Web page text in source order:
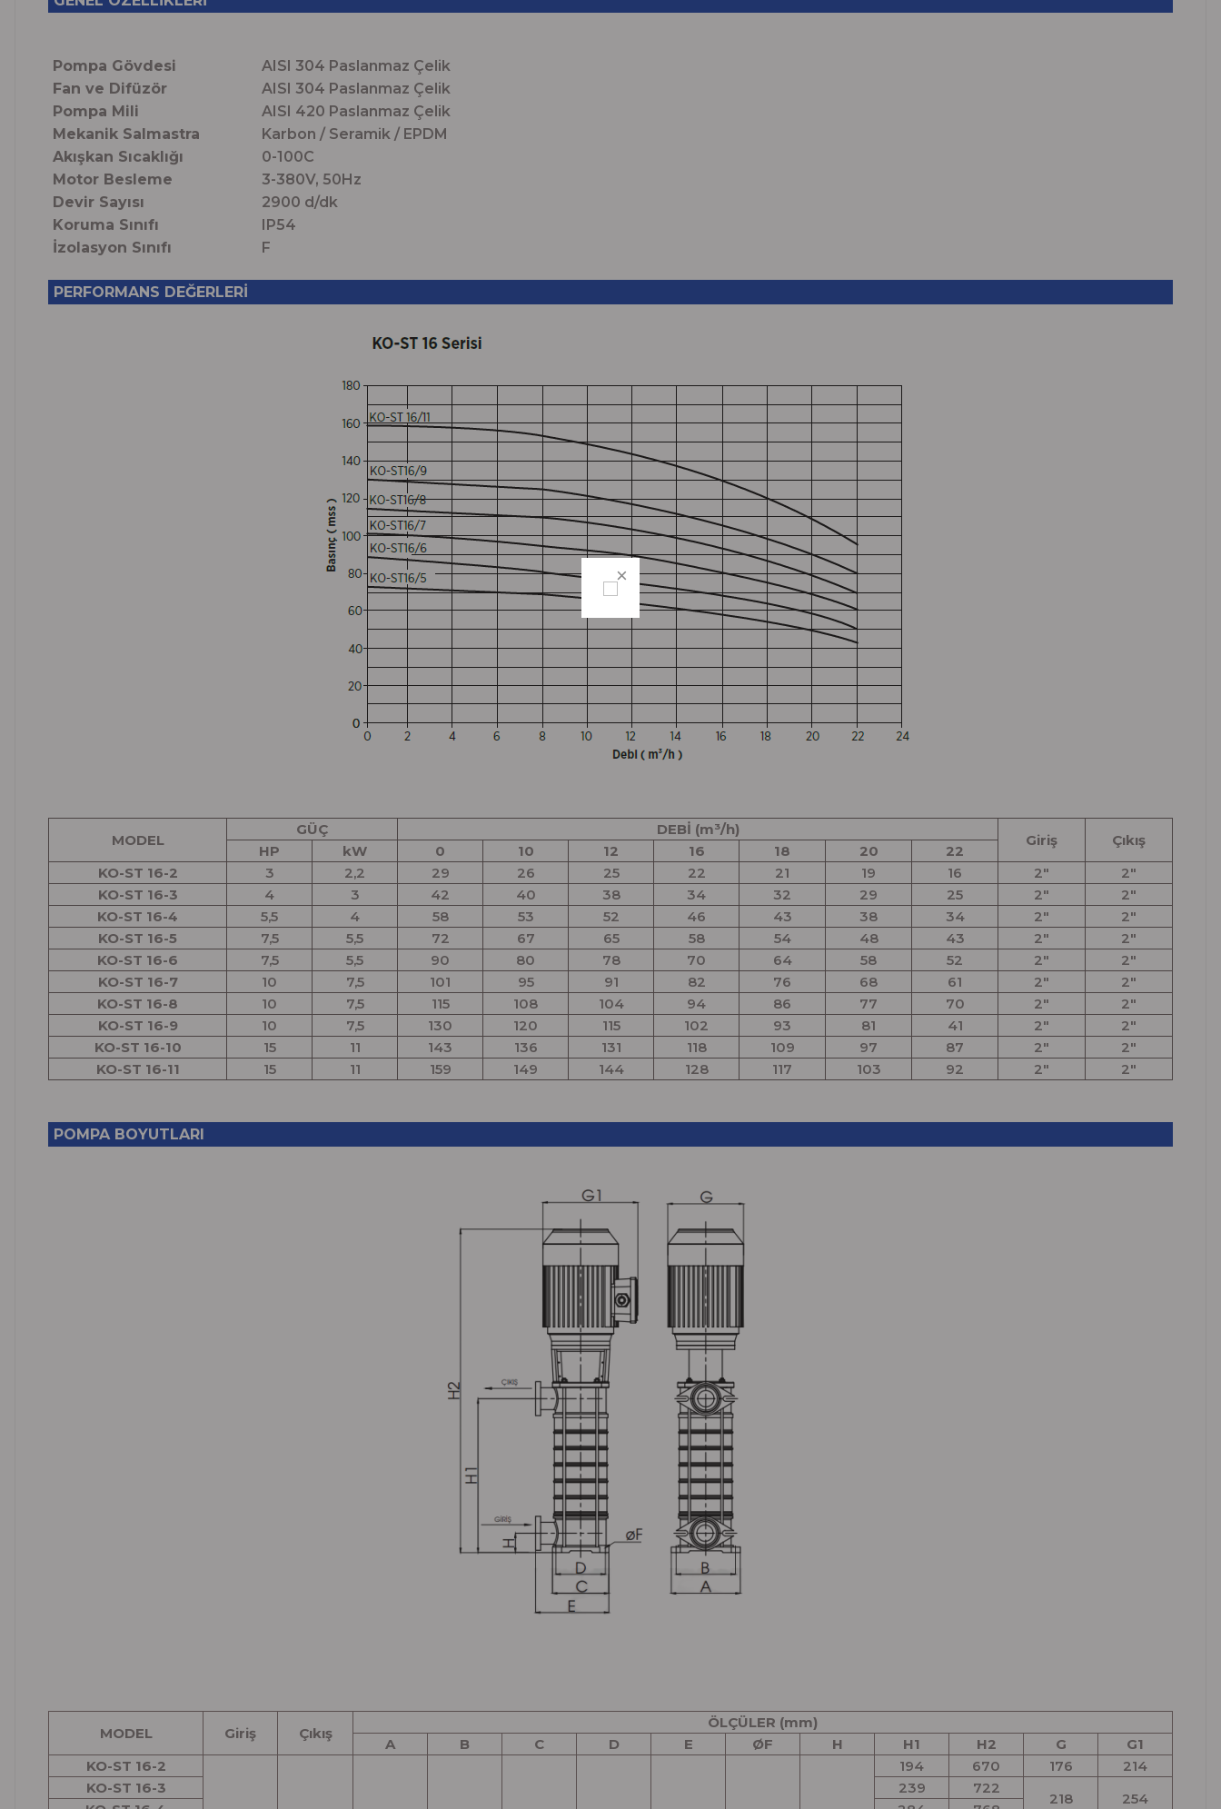
Pompa Gövdesi
AISI 304 Paslanmaz Çelik
Fan ve Difüzör
AISI 304 Paslanmaz Çelik
Pompa Mili
AISI 420 Paslanmaz Çelik
Mekanik Salmastra
Karbon / Seramik / EPDM
Akışkan Sıcaklığı
0-100C
Motor Besleme
3-380V, 50Hz
Devir Sayısı
2900 d/dk
Koruma Sınıfı
IP54
İzolasyon Sınıfı
F
PERFORMANS DEĞERLERİ
MODEL
GÜÇ DEBİ (m³/h)
Giriş Çıkış
HP kW 0 10 12 16 18 20
22
KO-ST 16-2
3 2,2 29 26 25 22 21 19 16 2"
2"
KO-ST 16-3
4 3 42 40 38 34 32 29 25 2"
2"
KO-ST 16-4
5,5 4 58 53 52 46 43 38 34 2"
2"
KO-ST 16-5
7,5 5,5 72 67 65 58 54 48 43 2"
2"
KO-ST 16-6
7,5 5,5 90 80 78 70 64 58 52 2"
2"
KO-ST 16-7
10 7,5 101 95 91 82 76 68 61 2"
2"
KO-ST 16-8
10 7,5 115 108 104 94 86 77 70 2"
2"
KO-ST 16-9
10 7,5 130 120 115 102 93 81 41 2"
2"
KO-ST 16-10
15 11 143 136 131 118 109 97 87 2"
2"
KO-ST 16-11
15 11 159 149 144 128 117 103 92 2" 2"
POMPA BOYUTLARI
MODEL Giriş Çıkış
ÖLÇÜLER (mm)
A
B C D E ØF H H1 H2 G
G1
KO-ST 16-2
194 670 176
214
KO-ST 16-3
239 722
218 254